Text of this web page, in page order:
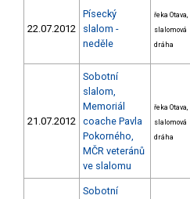
22.07.2012
Písecký
slalom -
neděle
řeka Otava,
slalomová
dráha
21.07.2012
Sobotní
slalom,
Memoriál
coache Pavla
Pokorného,
MČR veteránů
ve slalomu
řeka Otava,
slalomová
dráha
Sobotní